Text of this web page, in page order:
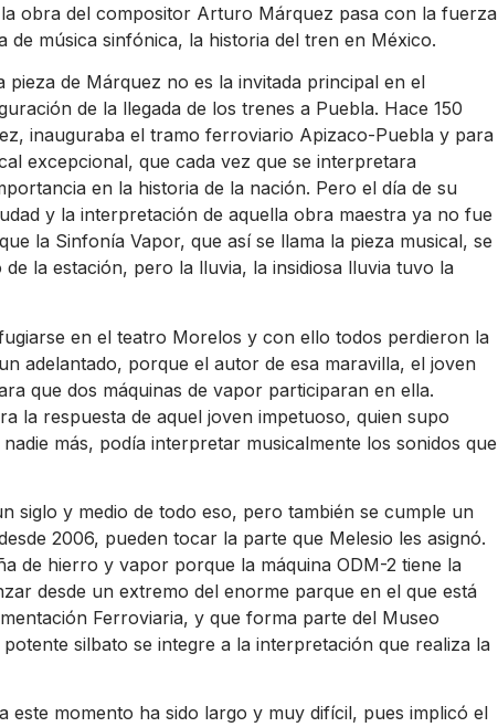
obra del compositor Arturo Márquez pasa con la fuerza
música sinfónica, la historia del tren en México.
de Márquez no es la invitada principal en el
de la llegada de los trenes a Puebla. Hace 150
inauguraba el tramo ferroviario Apizaco-Puebla y para
excepcional, que cada vez que se interpretara
en la historia de la nación. Pero el día de su
y la interpretación de aquella obra maestra ya no fue
la Sinfonía Vapor, que así se llama la pieza musical, se
la estación, pero la lluvia, la insidiosa lluvia tuvo la
en el teatro Morelos y con ello todos perdieron la
adelantado, porque el autor de esa maravilla, el joven
que dos máquinas de vapor participaran en ella.
la respuesta de aquel joven impetuoso, quien supo
más, podía interpretar musicalmente los sonidos que
siglo y medio de todo eso, pero también se cumple un
2006, pueden tocar la parte que Melesio les asignó.
de hierro y vapor porque la máquina ODM-2 tiene la
desde un extremo del enorme parque en el que está
Ferroviaria, y que forma parte del Museo
silbato se integre a la interpretación que realiza la
este momento ha sido largo y muy difícil, pues implicó el